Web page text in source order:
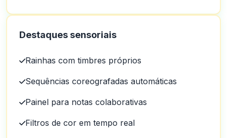
Destaques sensoriais
Rainhas com timbres próprios
Sequências coreografadas automáticas
Painel para notas colaborativas
Filtros de cor em tempo real